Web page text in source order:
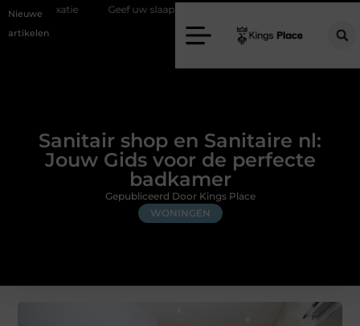
Nieuwe
artikelen
Geef uw slaapkamer een upgrade met interieuradvies Zwolle
Sanitair shop en Sanitaire nl:
Jouw Gids voor de perfecte
badkamer
WONINGEN
Gepubliceerd Door Kings Place